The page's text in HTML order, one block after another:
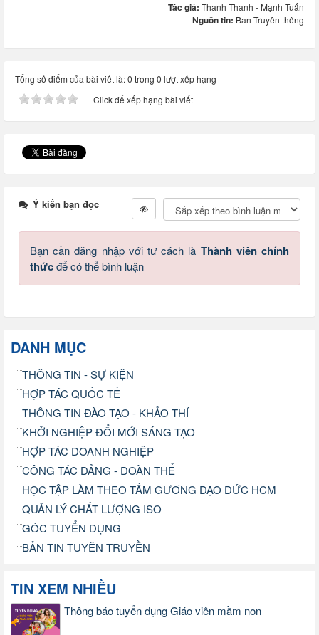
Tác giả: Thanh Thanh - Mạnh Tuấn
Nguồn tin: Ban Truyền thông
Tổng số điểm của bài viết là: 0 trong 0 lượt xếp hạng
Click để xếp hạng bài viết
Ý kiến bạn đọc
Bạn cần đăng nhập với tư cách là Thành viên chính
thứcđể có thể bình luận
DANH MỤC
THÔNG TIN - SỰ KIỆN
HỢP TÁC QUỐC TẾ
THÔNG TIN ĐÀO TẠO - KHẢO THÍ
KHỞI NGHIỆP ĐỔI MỚI SÁNG TẠO
HỢP TÁC DOANH NGHIỆP
CÔNG TÁC ĐẢNG - ĐOÀN THỂ
HỌC TẬP LÀM THEO TẤM GƯƠNG ĐẠO ĐỨC HCM
QUẢN LÝ CHẤT LƯỢNG ISO
GÓC TUYỂN DỤNG
BẢN TIN TUYÊN TRUYỀN
TIN XEM NHIỀU
Thông báo tuyển dụng Giáo viên mầm non